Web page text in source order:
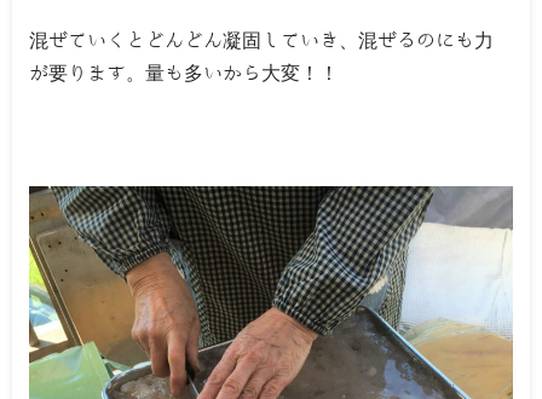
混ぜていくとどんどん凝固していき、混ぜるのにも力
が要ります。量も多いから大変！！